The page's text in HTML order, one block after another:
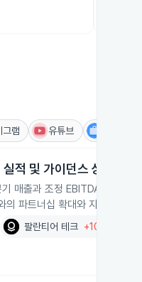
그램 유튜브
및 가이던스 상향
매출과 조정 EBITDA가 각각
파트너십 확대와 자본 운용 계
팔란티어 테크 +10.32%